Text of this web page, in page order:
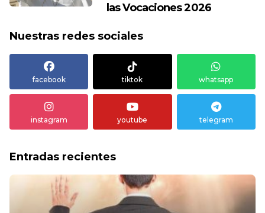
las Vocaciones 2026
Nuestras redes sociales
facebook tiktok whatsapp
instagram youtube telegram
Entradas recientes